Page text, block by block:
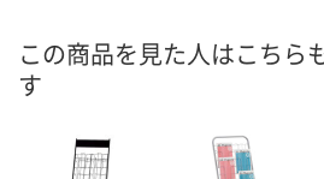
お届け日
数量
この商品を見た人はこちら
す